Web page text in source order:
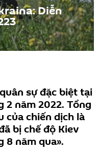
Diễn
sự đặc biệt tại
2 năm 2022. Tổng
của chiến dịch là
bị chế độ Kiev
8 năm qua».